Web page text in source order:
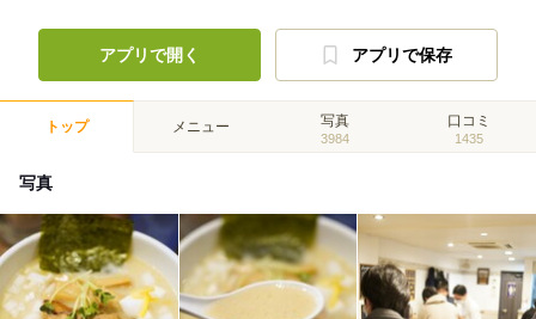
アプリで開く アプリで保存
トップ メニュー 写真
3984
口コミ
1435
写真